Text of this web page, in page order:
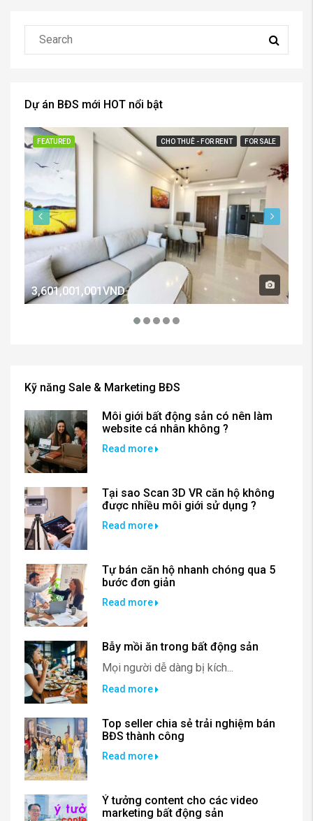
Dự án BĐS mới HOT nổi bật
FEATURED CHO THUÊ - FOR RENT FOR SALE
3,601,001,001VND
Kỹ năng Sale & Marketing BĐS
Môi giới bất động sản có nên làm
website cá nhân không ?
Read more
Tại sao Scan 3D VR căn hộ không
được nhiều môi giới sử dụng ?
Read more
Tự bán căn hộ nhanh chóng qua 5
bước đơn giản
Read more
Bẫy mồi ăn trong bất động sản
Mọi người dễ dàng bị kích...
Read more
Top seller chia sẻ trải nghiệm bán
BĐS thành công
Read more
Ý tưởng content cho các video
marketing bất động sản